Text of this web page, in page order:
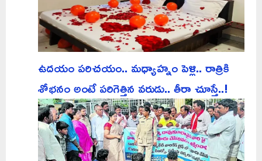
ఉదయం పరిచయం.. మధ్యాహ్నం పెళ్లి.. రాత్రికి
శోభనం అంటే పరిగెత్తిన వరుడు.. తీరా చూస్తే..!